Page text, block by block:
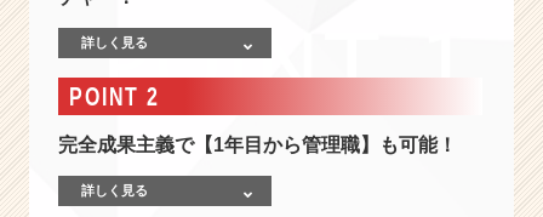
売
拡
ジ
タ
ル
詳しく見る
POINT 2
完全成果主義で【1年目から管理職】も可能！
詳しく見る